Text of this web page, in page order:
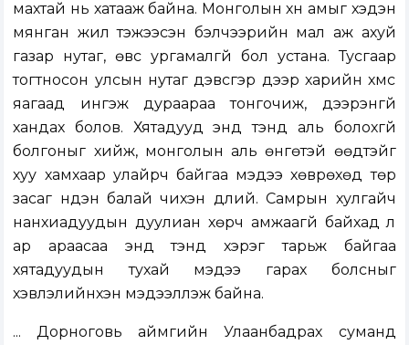
махтай нь хатааж байна. Монголын хүн амыг хэдэн
мянган жил тэжээсэн бэлчээрийн мал аж ахуй
газар нутаг, өвс ургамалгүй бол устана. Тусгаар
тогтносон улсын нутаг дэвсгэр дээр харийн хүмүүс
яагаад ингэж дураараа тонгочиж, дээрэнгүй
хандах болов. Хятадууд энд тэнд аль болохгүй
болгоныг хийж, монголын аль өнгөтэй өөдтэйг
хуу хамхаар улайрч байгаа мэдээ хөврөхөд төр
засаг нүдэн балай чихэн дүлий. Самрын хулгайч
нанхиадуудын дуулиан хөрч амжаагүй байхад л
ар араасаа энд тэнд хэрэг тарьж байгаа
хятадуудын тухай мэдээ гарах болсныг
хэвлэлийнхэн мэдээллэж байна.
... Дорноговь аймгийн Улаанбадрах суманд